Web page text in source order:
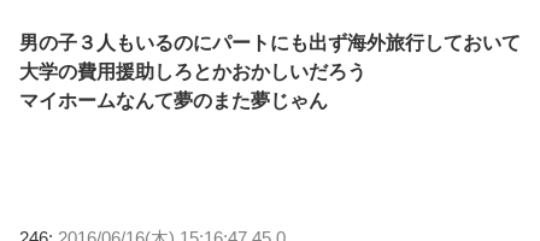
男の子３人もいるのにパートにも出ず海外旅行しておいて
大学の費用援助しろとかおかしいだろう
マイホームなんて夢のまた夢じゃん